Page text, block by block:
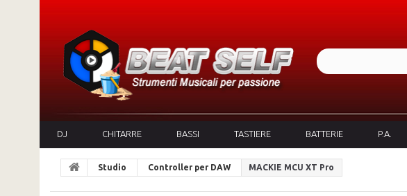
DJ CHITARRE BASSI TASTIERE BATTERIE P.A.
Studio Controller per DAW MACKIE MCU XT Pro